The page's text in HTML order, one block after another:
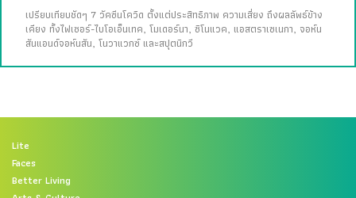
เปรียบเทียบชัดๆ 7 วัคซีนโควิด ตั้งแต่ประสิทธิภาพ ความเสี่ยง ถึงผลลัพธ์ข้าง
เคียง ทั้งไฟเซอร์-ไบโอเอ็นเทค, โมเดอร์นา, ซิโนแวค, แอสตราเซเนกา, จอห์น
สันแอนด์จอห์นสัน, โนวาแวกซ์ และสปุตนิกวี
Lite
Faces
Better Living